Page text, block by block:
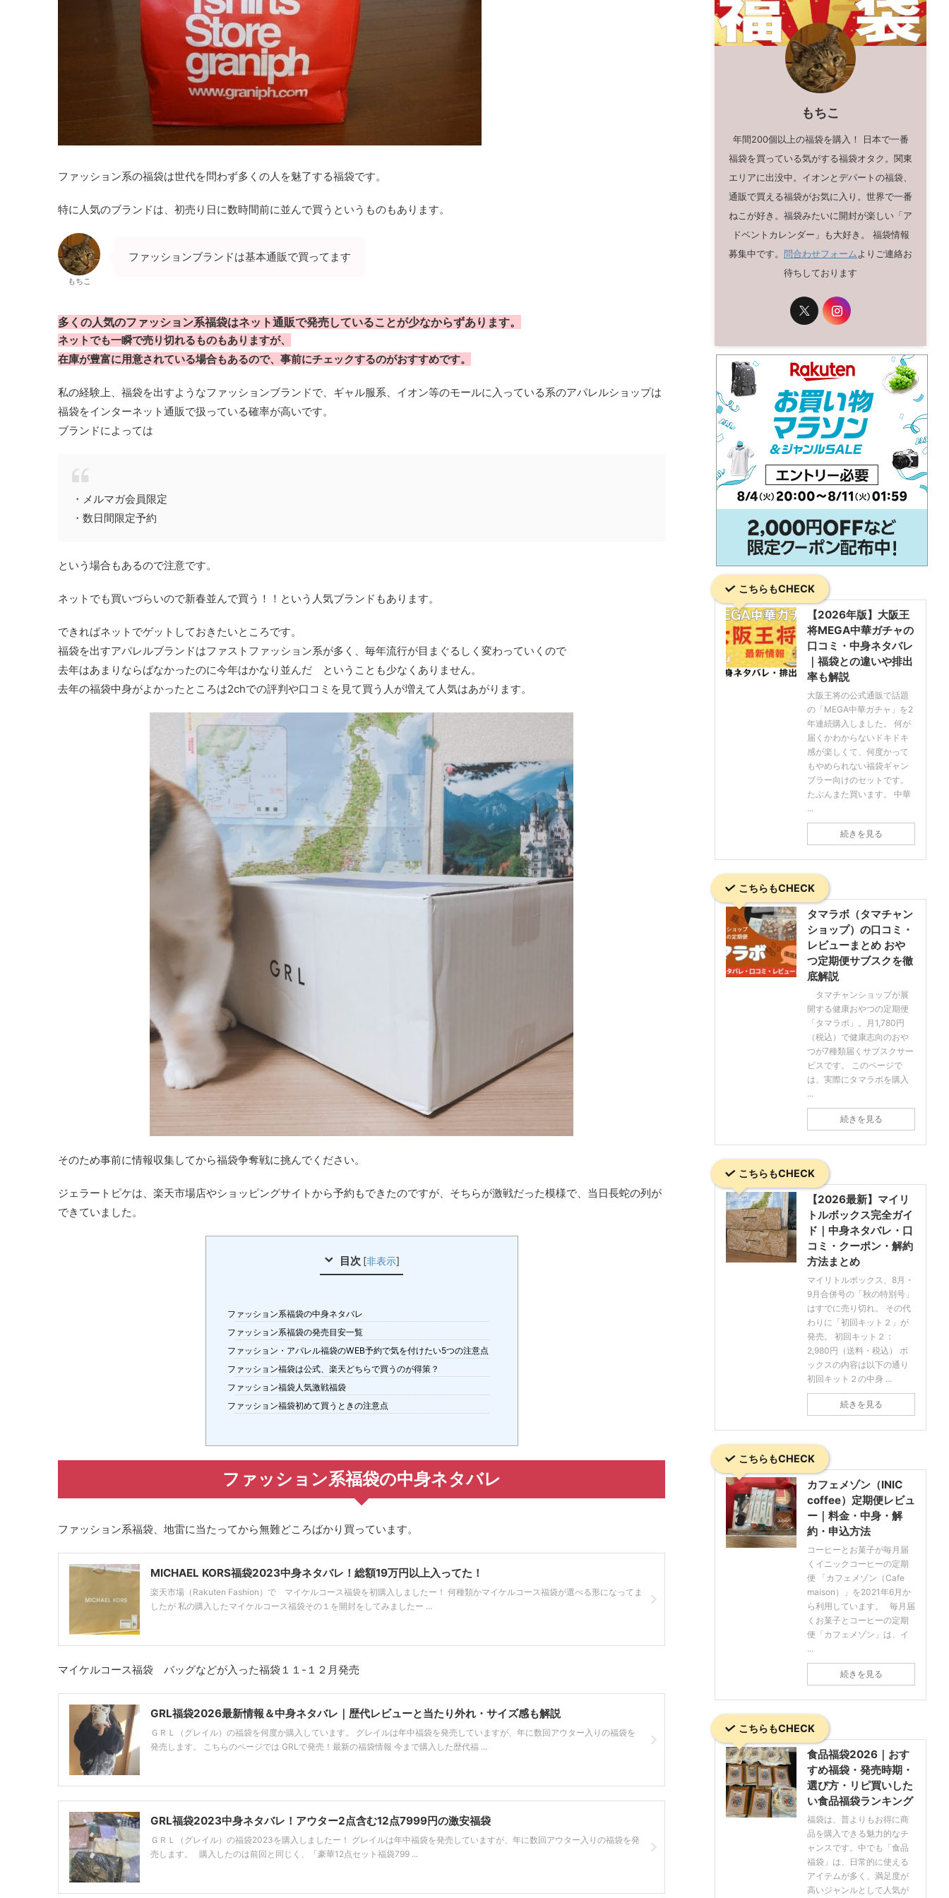
ファッション系の福袋は世代を問わず多くの人を魅了する福袋です。
特に人気のブランドは、初売り日に数時間前に並んで買うというものもあります。
もちこ
ファッションブランドは基本通販で買ってます
多くの人気のファッション系福袋はネット通販で発売していることが少なからずあります。
ネットでも一瞬で売り切れるものもありますが、
在庫が豊富に用意されている場合もあるので、事前にチェックするのがおすすめです。
私の経験上、福袋を出すようなファッションブランドで、ギャル服系、イオン等のモールに入っている系のアパレルショップは
福袋をインターネット通販で扱っている確率が高いです。
ブランドによっては
・メルマガ会員限定
・数日間限定予約
という場合もあるので注意です。
ネットでも買いづらいので新春並んで買う！！という人気ブランドもあります。
できればネットでゲットしておきたいところです。
福袋を出すアパレルブランドはファストファッション系が多く、毎年流行が目まぐるしく変わっていくので
去年はあまりならばなかったのに今年はかなり並んだ ということも少なくありません。
去年の福袋中身がよかったところは2chでの評判や口コミを見て買う人が増えて人気はあがります。
そのため事前に情報収集してから福袋争奪戦に挑んでください。
ジェラートピケは、楽天市場店やショッピングサイトから予約もできたのですが、そちらが激戦だった模様で、当日長蛇の列が
できていました。
目次 [非表示]
ファッション系福袋の中身ネタバレ
ファッション系福袋の発売目安一覧
ファッション・アパレル福袋のWEB予約で気を付けたい5つの注意点
ファッション福袋は公式、楽天どちらで買うのが得策？
ファッション福袋人気激戦福袋
ファッション福袋初めて買うときの注意点
ファッション系福袋の中身ネタバレ
ファッション系福袋、地雷に当たってから無難どころばかり買っています。
MICHAEL KORS福袋2023中身ネタバレ！総額19万円以上入ってた！
楽天市場（Rakuten Fashion）で マイケルコース福袋を初購入しましたー！ 何種類かマイケルコース福袋が選べる形になってま
したが 私の購入したマイケルコース福袋その１を開封をしてみましたー ...
マイケルコース福袋 バッグなどが入った福袋１１-１２月発売
GRL福袋2026最新情報＆中身ネタバレ｜歴代レビューと当たり外れ・サイズ感も解説
ＧＲＬ（グレイル）の福袋を何度か購入しています。 グレイルは年中福袋を発売していますが、年に数回アウター入りの福袋を
発売します。 こちらのページでは GRLで発売！最新の福袋情報 今まで購入した歴代福 ...
GRL福袋2023中身ネタバレ！アウター2点含む12点7999円の激安福袋
ＧＲＬ（グレイル）の福袋2023を購入しましたー！ グレイルは年中福袋を発売していますが、年に数回アウター入りの福袋を発
売します。 購入したのは前回と同じく、「豪華12点セット福袋799 ...
もちこ
年間200個以上の福袋を購入！ 日本で一番
福袋を買っている気がする福袋オタク。関東
エリアに出没中。イオンとデパートの福袋、
通販で買える福袋がお気に入り。世界で一番
ねこが好き。福袋みたいに開封が楽しい「ア
ドベントカレンダー」も大好き。 福袋情報
募集中です。 問合わせフォームよりご連絡お
待ちしております
こちらもCHECK
【2026年版】大阪王
将MEGA中華ガチャの
口コミ・中身ネタバレ
｜福袋との違いや排出
率も解説
大阪王将の公式通販で話題
の「MEGA中華ガチャ」を2
年連続購入しました。 何が
届くかわからないドキドキ
感が楽しくて、何度かって
もやめられない福袋ギャン
ブラー向けのセットです。
たぶんまた買います。 中華
...
続きを見る
こちらもCHECK
タマラボ（タマチャン
ショップ）の口コミ・
レビューまとめ おや
つ定期便サブスクを徹
底解説
タマチャンショップが展
開する健康おやつの定期便
「タマラボ」。月1,780円
（税込）で健康志向のおや
つが7種類届くサブスクサー
ビスです。 このページで
は、実際にタマラボを購入
...
続きを見る
こちらもCHECK
【2026最新】マイリ
トルボックス完全ガイ
ド｜中身ネタバレ・口
コミ・クーポン・解約
方法まとめ
マイリトルボックス、8月・
9月合併号の「秋の特別号」
はすでに売り切れ。 その代
わりに「初回キット２」が
発売。 初回キット２：
2,980円（送料・税込） ボ
ックスの内容は以下の通り
初回キット２の中身 ...
続きを見る
こちらもCHECK
カフェメゾン（INIC
coffee）定期便レビュ
ー｜料金・中身・解
約・申込方法
コーヒーとお菓子が毎月届
くイニックコーヒーの定期
便 「カフェメゾン（Cafe
maison）」を2021年6月か
ら利用しています。 毎月届
くお菓子とコーヒーの定期
便「カフェメゾン」は、イ
...
続きを見る
こちらもCHECK
食品福袋2026｜おす
すめ福袋・発売時期・
選び方・リピ買いした
い食品福袋ランキング
福袋は、普よりもお得に商
品を購入できる魅力的なチ
ャンスです。中でも「食品
福袋」は、日常的に使える
アイテムが多く、満足度が
高いジャンルとして人気が